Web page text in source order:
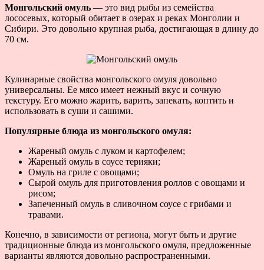
Монгольский омуль — это вид рыбы из семейства
лососевых, который обитает в озерах и реках Монголии и
Сибири. Это довольно крупная рыба, достигающая в длину до
70 см.
Кулинарные свойства монгольского омуля довольно
универсальны. Ее мясо имеет нежный вкус и сочную
текстуру. Его можно жарить, варить, запекать, коптить и
использовать в суши и сашими.
Популярные блюда из монгольского омуля:
Жареный омуль с луком и картофелем;
Жареный омуль в соусе терияки;
Омуль на гриле с овощами;
Сырой омуль для приготовления роллов с овощами и
рисом;
Запеченный омуль в сливочном соусе с грибами и
травами.
Конечно, в зависимости от региона, могут быть и другие
традиционные блюда из монгольского омуля, предложенные
варианты являются довольно распространенными.